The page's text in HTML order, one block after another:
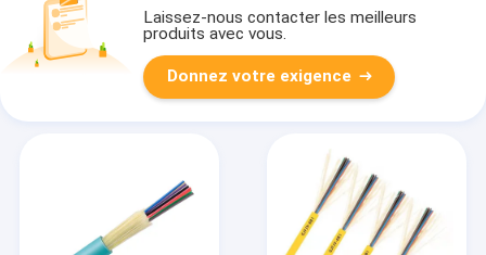
Laissez-nous contacter les meilleurs
produits avec vous.
Donnez votre exigence